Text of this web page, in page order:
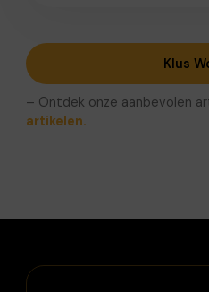
Klus
– Ontdek onze aanbevolen
artikelen.